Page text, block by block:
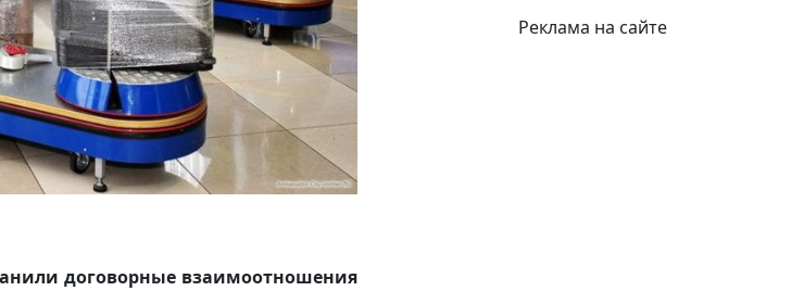
договорные взаимоотношения
Реклама на сайте